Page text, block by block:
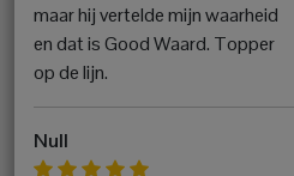
maar hij vertelde mijn waarheid
en dat is Good Waard. Topper
op de lijn.
Null